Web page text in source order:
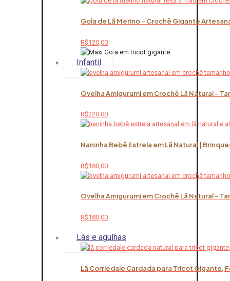
Gola de Lã Merino – Crochê Gigante
R$120,00
Infantil
Ovelha Amigurumi em Crochê Lã Natural –
R$220,00
Naninha Bebê Estrela em Lã Natural |
R$180,00
Ovelha Amigurumi em Crochê Lã Natural –
R$180,00
Lãs e agulhas
Lã Corriedale Cardada para Tricot Gigante,